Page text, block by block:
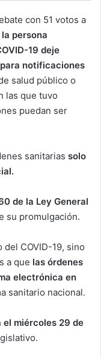
con 51 votos a
persona
19 deje
notificaciones
salud público o
las que tuvo
puedan ser
sanitarias solo
de la Ley General
su promulgación.
COVID-19, sino
a que las órdenes
electrónica en
sanitario nacional.
el miércoles 29 de